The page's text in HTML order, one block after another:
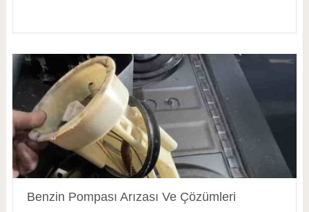
Benzin Pompası Arızası Ve Çözümleri